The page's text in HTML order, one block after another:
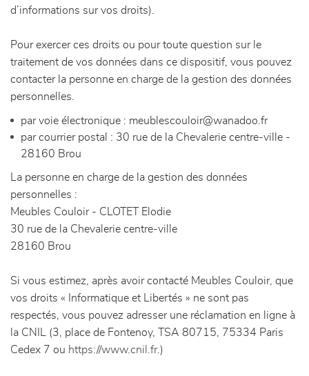
d’informations sur vos droits).
Pour exercer ces droits ou pour toute question sur le
traitement de vos données dans ce dispositif, vous pouvez
contacter la personne en charge de la gestion des données
personnelles.
par voie électronique : meublescouloir@wanadoo.fr
par courrier postal : 30 rue de la Chevalerie centre-ville -
28160 Brou
La personne en charge de la gestion des données
personnelles :
Meubles Couloir - CLOTET Elodie
30 rue de la Chevalerie centre-ville
28160 Brou
Si vous estimez, après avoir contacté Meubles Couloir, que
vos droits « Informatique et Libertés » ne sont pas
respectés, vous pouvez adresser une réclamation en ligne à
la CNIL (3, place de Fontenoy, TSA 80715, 75334 Paris
Cedex 7 ou https://www.cnil.fr.)